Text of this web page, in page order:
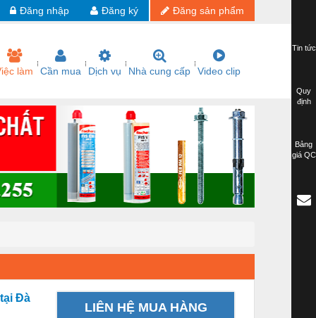
Đăng sản phẩm
Đăng ký
Đăng nhập
làm Cần mua Dịch vụ Nhà cung cấp Video clip
Đà
LIÊN HỆ MUA HÀNG
Tin tức
Quy
định
Bảng
giá QC